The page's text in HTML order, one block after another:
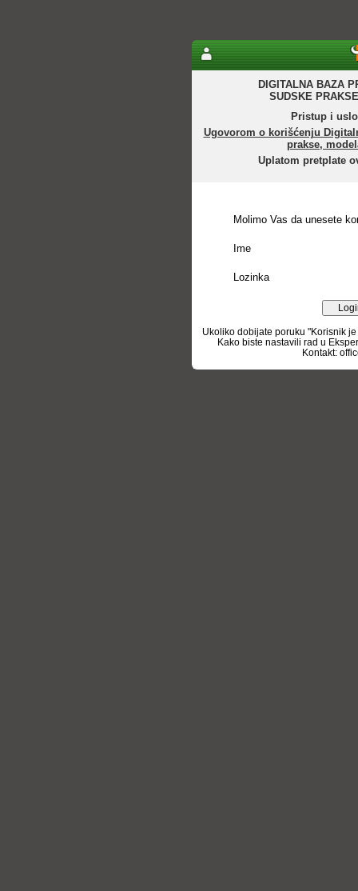
DIGITALNA BAZA
SUDSKE
Pristup i
Ugovorom o korišćenju
prakse,
Uplatom pretplate
Molimo Vas da unesete
Ime
Lozinka
Ukoliko dobijate poruku "Korisnik
Kako biste nastavili rad u
Kontakt: